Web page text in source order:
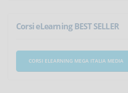
Corsi eLearning BEST SELLER
CORSI ELEARNING MEGA ITALIA MEDIA